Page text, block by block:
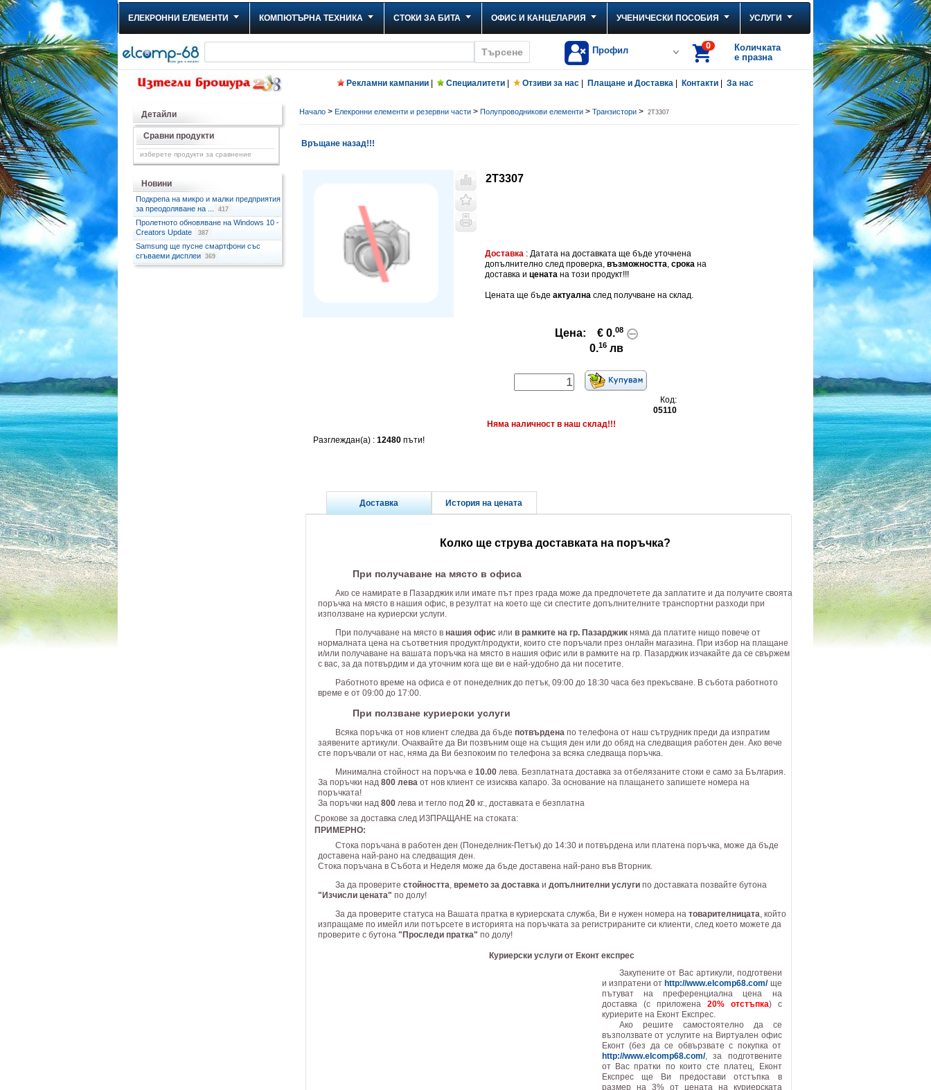
ЕЛЕКРОННИ ЕЛЕМЕНТИ КОМПЮТЪРНА ТЕХНИКА СТОКИ ЗА БИТА ОФИС И КАНЦЕЛАРИЯ УЧЕНИЧЕСКИ ПОСОБИЯ УСЛУГИ
Профил 0
Количката
е празна
Рекламни кампании Специалитети Отзиви за нас Плащане и Доставка Контакти За нас
Детайли
Сравни продукти
изберете продукти за сравнение
Новини
Подкрепа на микро и малки предприятия
за преодоляване на ...
417
Пролетното обновяване на Windows 10 -
Creators Update
387
Samsung ще пусне смартфони със
сгъваеми дисплеи 369
Начало > Елекронни елементи и резервни части > Полупроводникови елементи > Транзистори > 2T3307
Връщане назад!!!
2T3307
Доставка : Датата на доставката ще бъде уточнена
допълнително след проверка, възможността, срока на
доставка и цената на този продукт!!!
Цената ще бъде актуална след получване на склад.
Цена: € 0.08
0.16 лв
Код:
05110
Няма наличност в наш склад!!!
Разглеждан(а) : 12480 пъти!
Доставка История на цената
Колко ще струва доставката на поръчка?
При получаване на място в офиса
Ако се намирате в Пазарджик или имате път през града може да предпочетете да заплатите и да получите своята
поръчка на място в нашия офис, в резултат на което ще си спестите допълнителните транспортни разходи при
използване на куриерски услуги.
При получаване на място в нашия офис или в рамките на гр. Пазарджикняма да платите нищо повече от
нормалната цена на съответния продукт/продукти, които сте поръчали през онлайн магазина. При избор на плащане
и/или получаване на вашата поръчка на място в нашия офис или в рамките на гр. Пазарджик изчакайте да се свържем
с вас, за да потвърдим и да уточним кога ще ви е най-удобно да ни посетите.
Работното време на офиса е от понеделник до петък, 09:00 до 18:30 часа без прекъсване. В събота работното
време е от 09:00 до 17:00.
При ползване куриерски услуги
Всяка поръчка от нов клиент следва да бъде потвърдена по телефона от наш сътрудник преди да изпратим
заявените артикули. Очаквайте да Ви позвъним още на същия ден или до обяд на следващия работен ден. Ако вече
сте поръчвали от нас, няма да Ви безпокоим по телефона за всяка следваща поръчка.
Минимална стойност на поръчка е 10.00лева. Безплатната доставка за отбелязаните стоки е само за България.
За поръчки над 800 лева от нов клиент се изисква капаро. За основание на плащането запишете номера на
поръчката!
За поръчки над 800лева и тегло под 20кг., доставката е безплатна
Срокове за доставка след ИЗПРАЩАНЕ на стоката:
ПРИМЕРНО:
Стока поръчана в работен ден (Понеделник-Петък) до 14:30 и потвърдена или платена поръчка, може да бъде
доставена най-рано на следващия ден.
Стока поръчана в Събота и Неделя може да бъде доставена най-рано във Вторник.
За да проверите стойността времето за доставка и допълнителни услугипо доставката позвайте бутона
"Изчисли цената" по долу!
За да проверите статуса на Вашата пратка в куриерската служба, Ви е нужен номера на товарителницата , който
изпращаме по имейл или потърсете в историята на поръчката за регистрираните си клиенти, след което можете да
проверите с бутона "Проследи пратка" по долу!
Куриерски услуги от Еконт експрес
Закупените от Вас артикули, подготвени
и изпратени отhttp://www.elcomp68.com/ще
пътуват на преференциална цена на
доставка (с приложена 20% отстъпка) с
куриерите на Еконт Експрес.
Ако решите самостоятелно да се
възползвате от услугите на Виртуален офис
Еконт (без да се обвързвате с покупка от
http://www.elcomp68.com/, за подготвените
от Вас пратки по които сте платец, Еконт
Експрес ще Ви предостави отстъпка в
размер на 3% от цената на куриерската